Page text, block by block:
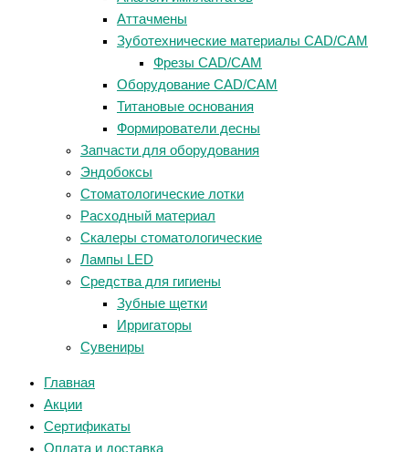
Аттачмены
Зуботехнические материалы CAD/CAM
Фрезы CAD/CAM
Оборудование CAD/CAM
Титановые основания
Формирователи десны
Запчасти для оборудования
Эндобоксы
Стоматологические лотки
Расходный материал
Скалеры стоматологические
Лампы LED
Средства для гигиены
Зубные щетки
Ирригаторы
Сувениры
Главная
Акции
Сертификаты
Оплата и доставка